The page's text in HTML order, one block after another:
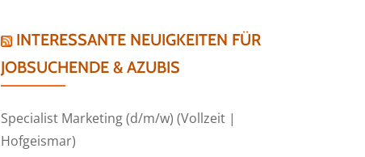
INTERESSANTE NEUIGKEITEN FÜR
JOBSUCHENDE & AZUBIS
Specialist Marketing (d/m/w) (Vollzeit |
Hofgeismar)